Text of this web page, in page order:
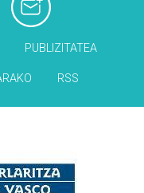
PUBLIZITATEA
RSS